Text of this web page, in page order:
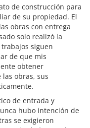
de construcción para
de su propiedad. El
obras con entrega
solo realizó la
siguen
de que mis
obtener
obras, sus
de entrada y
hubo intención de
se exigieron